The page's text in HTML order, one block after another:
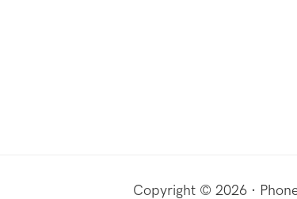
Copyright © 2026 ·